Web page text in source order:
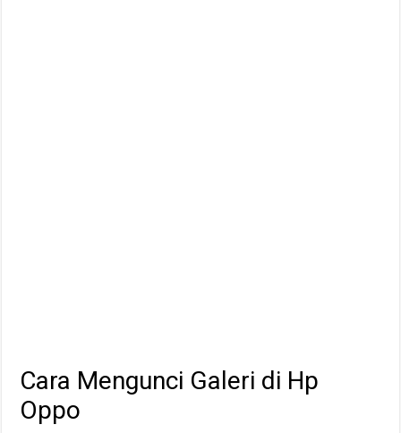
Cara Mengunci Galeri di Hp
Oppo